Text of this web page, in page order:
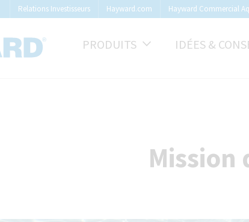
Relations Investisseurs Hayward.com Hayward Commercial
PRODUITS IDÉES &
Mission